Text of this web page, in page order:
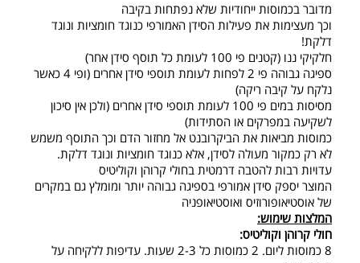
מדובר בכמוסות ייחודיות שלא נפתחות בקיבה
וכך מעצימות את פעילות הסידן האמורפי כנוגד חומציות ונוגד
דלקת!
חלקיקי ננו (קטנים פי 100 לעומת כל תוסף סידן אחר)
ספיגה גבוהה פי 2 לפחות לעומת תוספי סידן אחרים (ופי 4 כאשר
נלקח על קיבה ריקה)
מסיסות במים פי 100 לעומת תוספי סידן אחרים (ולכן אין סיכון
לשקיעה במפרקים או הסתידות)
כמוסות מביאות את הביקרובנט אל מחזור הדם וכך התוסף משמש
לא רק כמקור מעולה לסידן, אלא כנוגד חומציות ונוגד דלקת.
עדויות רבות להטבה דרמטית בחולי קרוהן וקוליטיס
המוצר יספק סידן אמורפי בספיגה גבוהה יותר ומומלץ גם במקרים
של אוסטיאופורוזיס ואוסטיאופניה
המלצות שימוש:
חולי קרוהן וקוליטיס:
8 כמוסות ליום. 2 כמוסות כל 2-3 שעות. עדיפות ללקיחה על